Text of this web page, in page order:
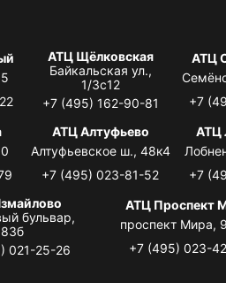
АТЦ Щёлковская
Байкальская ул.,
1/3с12
+7 (495) 162-90-81
АТЦ
+7
АТЦ Алтуфьево
Алтуфьевское ш., 48к4
+7 (495) 023-81-52
АТЦ
+7
бульвар,
83б
021-25-26
АТЦ Проспект
проспект Мира,
+7 (495) 023-